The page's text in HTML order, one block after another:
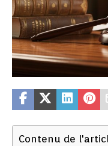
Contenu de